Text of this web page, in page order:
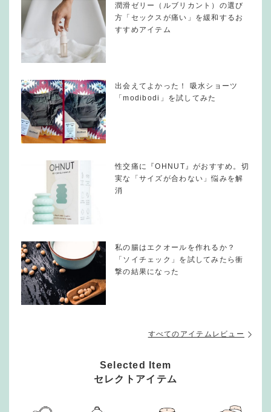
潤滑ゼリー（ルブリカント）の選び
方「セックスが痛い」を緩和するお
すすめアイテム
出会えてよかった！ 吸水ショーツ
「modibodi」を試してみた
性交痛に『OHNUT』がおすすめ。切
実な「サイズが合わない」悩みを解
消
私の腸はエクオールを作れるか？
「ソイチェック」を試してみたら衝
撃の結果になった
すべてのアイテムレビュー
Selected Item
セレクトアイテム